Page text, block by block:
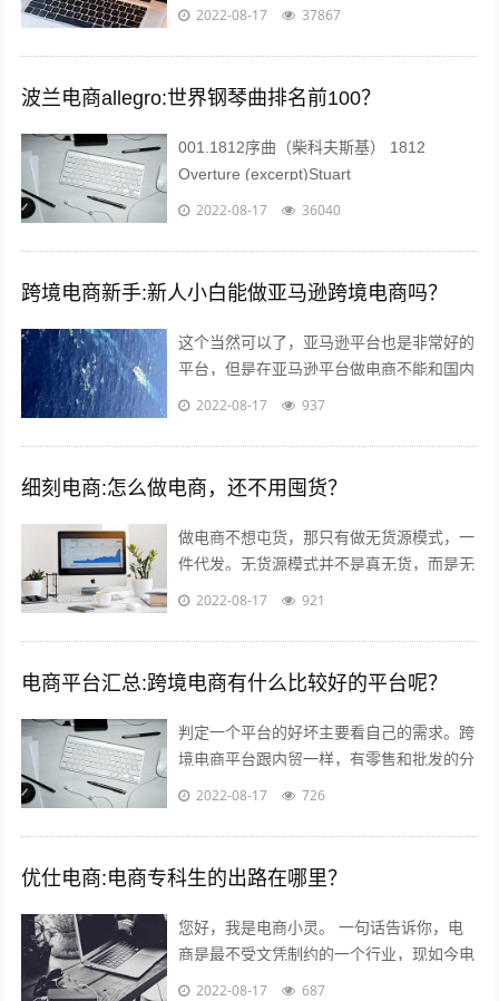
《禁止传销条例》第二条、第七条所规定的
传...
2022-08-17 37867
波兰电商allegro:世界钢琴曲排名前100？
001.1812序曲（柴科夫斯基） 1812
Overture (excerpt)Stuart
Challender;Sydney Symphony...
2022-08-17 36040
跨境电商新手:新人小白能做亚马逊跨境电商吗？
这个当然可以了，亚马逊平台也是非常好的
平台，但是在亚马逊平台做电商不能和国内
做电商似的刷单，这样会给你带来巨大的损
2022-08-17 937
细刻电商:怎么做电商，还不用囤货？
做电商不想屯货，那只有做无货源模式，一
件代发。无货源模式并不是真无货，而是无
需自己屯货。到货源网去采集，用一件代发
2022-08-17 921
电商平台汇总:跨境电商有什么比较好的平台呢？
判定一个平台的好坏主要看自己的需求。跨
境电商平台跟内贸一样，有零售和批发的分
别。如果您是个人卖家，那么零售还是批发
2022-08-17 726
优仕电商:电商专科生的出路在哪里？
您好，我是电商小灵。 一句话告诉你，电
商是最不受文凭制约的一个行业，现如今电
商行业的优秀从业人员，70%都是草莽出
2022-08-17 687